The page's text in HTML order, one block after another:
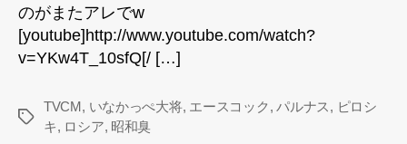
のがまたアレでw
[youtube]http://www.youtube.com/watch?
v=YKw4T_10sfQ[/ […]
タ
TVCM, いなかっぺ大将, エースコック ,パルナス, ピロシ
キ, ロシア, 昭和臭